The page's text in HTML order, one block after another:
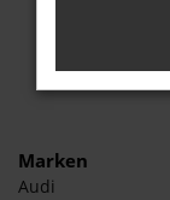
Marken
Audi